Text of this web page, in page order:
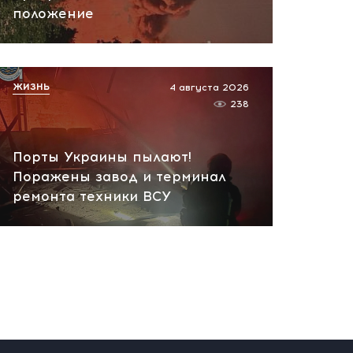
пожар на НПЗ
вчера, 12:18
положение
Порты Украины пылают!
Поражены завод и терминал
ремонта техники ВСУ
4 августа 2026
238
ЖИЗНЬ